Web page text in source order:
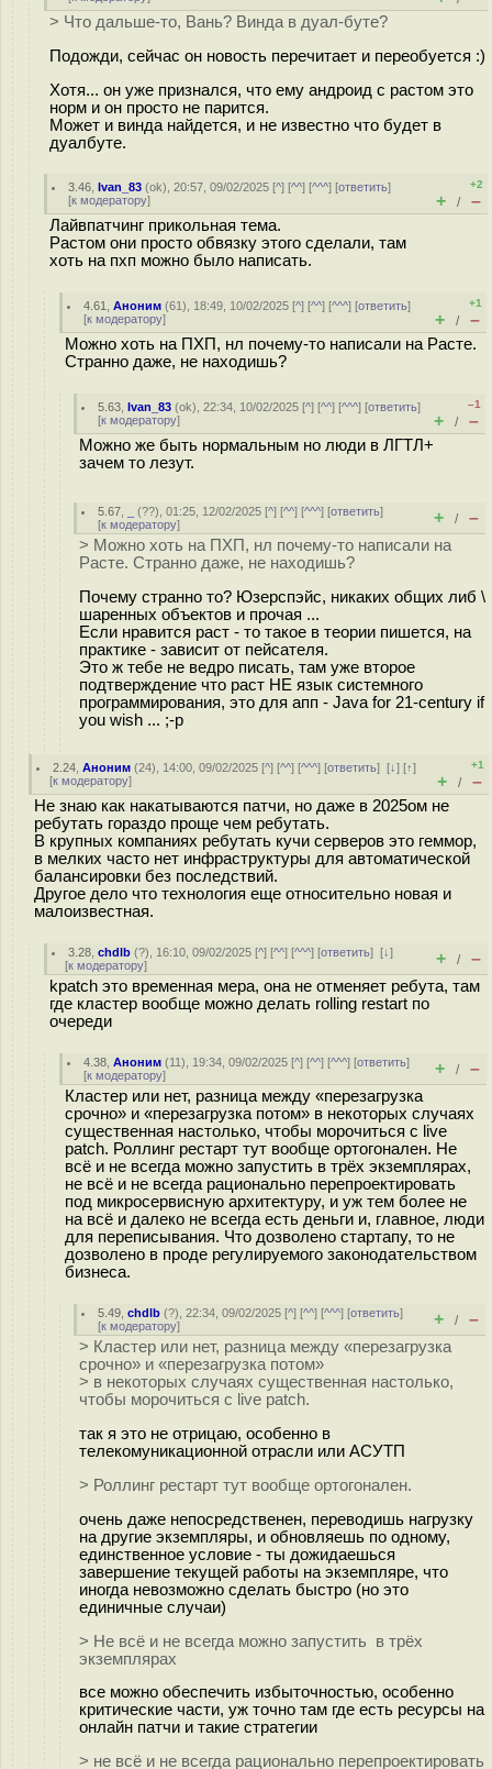
> Что дальше-то, Вань? Винда в дуал-буте?
Подожди, сейчас он новость перечитает и переобуется :)
Хотя... он уже признался, что ему андроид с растом это
норм и он просто не парится.
Может и винда найдется, и не известно что будет в
дуалбуте.
3.46 ,Ivan_83 (ok), 20:57, 09/02/2025 [^] [^^] [^^^] [ответить]
[к модератору]
+2
+ / –
Лайвпатчинг прикольная тема.
Растом они просто обвязку этого сделали, там
хоть на пхп можно было написать.
4.61 ,Аноним (61), 18:49, 10/02/2025 [^] [^^] [^^^] [ответить]
[к модератору]
+1
+ / –
Можно хоть на ПХП, нл почему-то написали на Расте.
Странно даже, не находишь?
5.63 ,Ivan_83 (ok), 22:34, 10/02/2025 [^] [^^] [^^^] [ответить]
[к модератору]
–1
+ / –
Можно же быть нормальным но люди в ЛГТЛ+
зачем то лезут.
5.67 (??), 01:25, 12/02/2025 [^] [^^] [^^^] [ответить]
[к модератору] + / –
> Можно хоть на ПХП, нл почему-то написали на
Расте. Странно даже, не находишь?
Почему странно то? Юзерспэйс, никаких общих либ \
шаренных объектов и прочая ...
Если нравится раст - то такое в теории пишется, на
практике - зависит от пейсателя.
Это ж тебе не ведро писать, там уже второе
подтверждение что раст НЕ язык системного
программирования, это для апп - Java for 21-century if
you wish ... ;-p
2.24 ,Аноним (24), 14:00, 09/02/2025 [^] [^^] [^^^] [ответить][↓] [↑]
[к модератору]
+1
+ / –
Не знаю как накатываются патчи, но даже в 2025ом не
ребутать гораздо проще чем ребутать.
В крупных компаниях ребутать кучи серверов это геммор,
в мелких часто нет инфраструктуры для автоматической
балансировки без последствий.
Другое дело что технология еще относительно новая и
малоизвестная.
3.28 ,chdlb (?), 16:10, 09/02/2025 [^] [^^] [^^^] [ответить][↓]
[к модератору] + / –
kpatch это временная мера, она не отменяет ребута, там
где кластер вообще можно делать rolling restart по
очереди
4.38 ,Аноним (11), 19:34, 09/02/2025 [^] [^^] [^^^] [ответить]
[к модератору] + / –
Кластер или нет, разница между «перезагрузка
срочно» и «перезагрузка потом» в некоторых случаях
существенная настолько, чтобы морочиться с live
patch. Роллинг рестарт тут вообще ортогонален. Не
всё и не всегда можно запустить в трёх экземплярах,
не всё и не всегда рационально перепроектировать
под микросервисную архитектуру, и уж тем более не
на всё и далеко не всегда есть деньги и, главное, люди
для переписывания. Что дозволено стартапу, то не
дозволено в проде регулируемого законодательством
бизнеса.
5.49 ,chdlb (?), 22:34, 09/02/2025 [^] [^^] [^^^] [ответить]
[к модератору] + / –
> Кластер или нет, разница между «перезагрузка
срочно» и «перезагрузка потом»
> в некоторых случаях существенная настолько,
чтобы морочиться с live patch.
так я это не отрицаю, особенно в
телекомуникационной отрасли или АСУТП
> Роллинг рестарт тут вообще ортогонален.
очень даже непосредственен, переводишь нагрузку
на другие экземпляры, и обновляешь по одному,
единственное условие - ты дожидаешься
завершение текущей работы на экземпляре, что
иногда невозможно сделать быстро (но это
единичные случаи)
> Не всё и не всегда можно запустить в трёх
экземплярах
все можно обеспечить избыточностью, особенно
критические части, уж точно там где есть ресурсы на
онлайн патчи и такие стратегии
> не всё и не всегда рационально перепроектировать